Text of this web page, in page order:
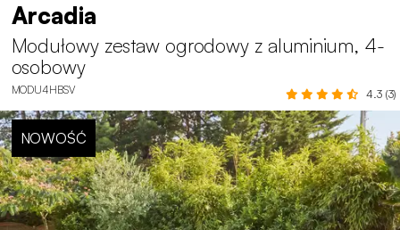
Arcadia
Modułowy zestaw ogrodowy z aluminium, 4-
osobowy
MODU4HBSV 4.3 (3)
NOWOŚĆ